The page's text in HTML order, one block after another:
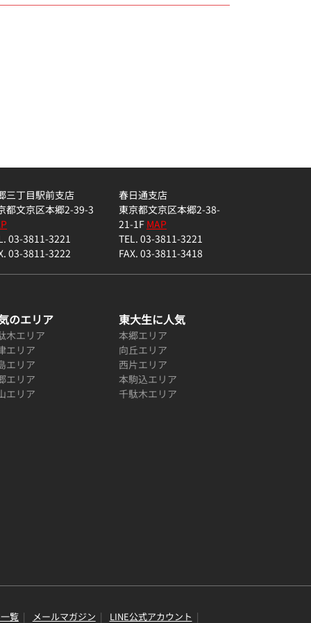
三丁目駅前支店
都文京区本郷2-39-3
03-3811-3221
03-3811-3222
春日通支店
東京都文京区本郷2-38-
21-1FMAP
TEL. 03-3811-3221
FAX. 03-3811-3418
のエリア
木エリア
エリア
エリア
エリア
エリア
東大生に人気
本郷エリア
向丘エリア
西片エリア
本駒込エリア
千駄木エリア
覧 メールマガジン LINE公式アカウント